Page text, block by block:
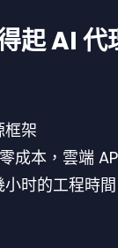
起 AI 代
框架
成本，雲端
时的工程時